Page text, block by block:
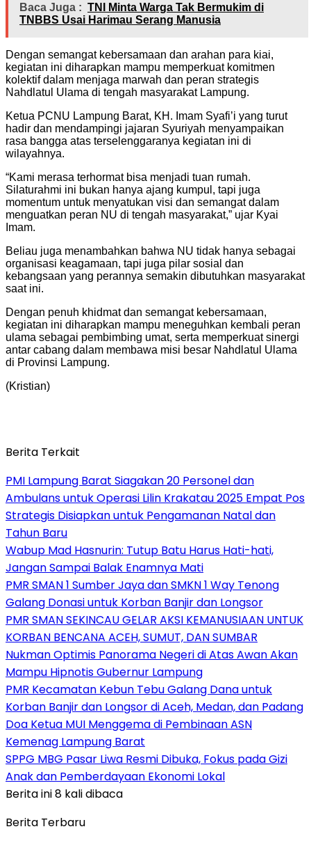
Baca Juga : TNI Minta Warga Tak Bermukim di
TNBBS Usai Harimau Serang Manusia
Dengan semangat kebersamaan dan arahan para kiai,
kegiatan ini diharapkan mampu memperkuat komitmen
kolektif dalam menjaga marwah dan peran strategis
Nahdlatul Ulama di tengah masyarakat Lampung.
Ketua PCNU Lampung Barat, KH. Imam Syafi’i yang turut
hadir dan mendampingi jajaran Syuriyah menyampaikan
rasa bangga atas terselenggaranya kegiatan ini di
wilayahnya.
“Kami merasa terhormat bisa menjadi tuan rumah.
Silaturahmi ini bukan hanya ajang kumpul, tapi juga
momentum untuk menyatukan visi dan semangat dalam
menguatkan peran NU di tengah masyarakat,” ujar Kyai
Imam.
Beliau juga menambahkan bahwa NU tidak hanya sebagai
organisasi keagamaan, tapi juga pilar sosial dan
kebangsaan yang perannya semakin dibutuhkan masyarakat
saat ini.
Dengan penuh khidmat dan semangat kebersamaan,
kegiatan ini diharapkan mampu meneguhkan kembali peran
ulama sebagai pembimbing umat, serta memperkuat sinergi
antar cabang dalam membawa misi besar Nahdlatul Ulama
di Provinsi Lampung.
(Kristian)
Berita Terkait
PMI Lampung Barat Siagakan 20 Personel dan
Ambulans untuk Operasi Lilin Krakatau 2025 Empat Pos
Strategis Disiapkan untuk Pengamanan Natal dan
Tahun Baru
Wabup Mad Hasnurin: Tutup Batu Harus Hati-hati,
Jangan Sampai Balak Enamnya Mati
PMR SMAN 1 Sumber Jaya dan SMKN 1 Way Tenong
Galang Donasi untuk Korban Banjir dan Longsor
PMR SMAN SEKINCAU GELAR AKSI KEMANUSIAAN UNTUK
KORBAN BENCANA ACEH, SUMUT, DAN SUMBAR
Nukman Optimis Panorama Negeri di Atas Awan Akan
Mampu Hipnotis Gubernur Lampung
PMR Kecamatan Kebun Tebu Galang Dana untuk
Korban Banjir dan Longsor di Aceh, Medan, dan Padang
Doa Ketua MUI Menggema di Pembinaan ASN
Kemenag Lampung Barat
SPPG MBG Pasar Liwa Resmi Dibuka, Fokus pada Gizi
Anak dan Pemberdayaan Ekonomi Lokal
Berita ini 8 kali dibaca
Berita Terbaru